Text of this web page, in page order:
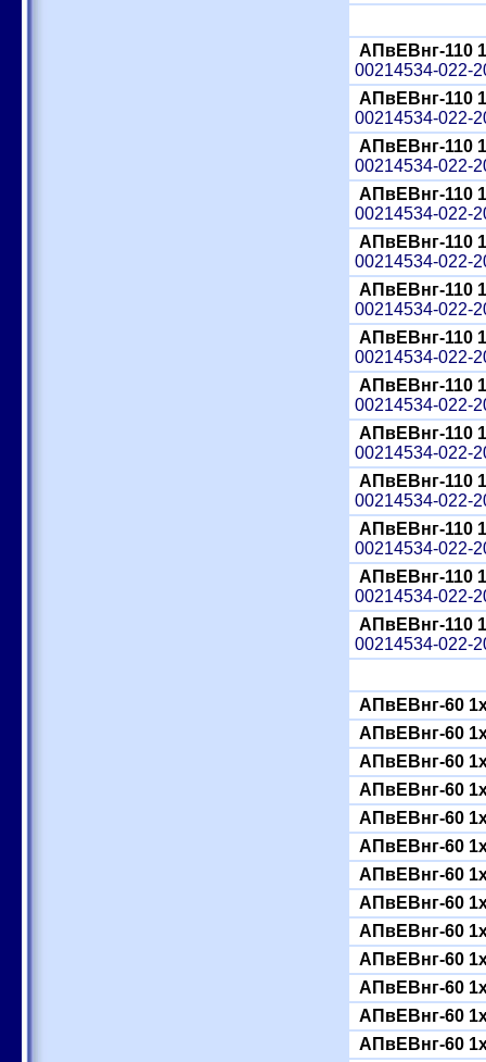
АПвЕВнг-110
00214534-022-
АПвЕВнг-110
00214534-022-
АПвЕВнг-110
00214534-022-
АПвЕВнг-110
00214534-022-
АПвЕВнг-110
00214534-022-
АПвЕВнг-110
00214534-022-
АПвЕВнг-110
00214534-022-
АПвЕВнг-110
00214534-022-
АПвЕВнг-110
00214534-022-
АПвЕВнг-110
00214534-022-
АПвЕВнг-110
00214534-022-
АПвЕВнг-110
00214534-022-
АПвЕВнг-110
00214534-022-
АПвЕВнг-60
АПвЕВнг-60
АПвЕВнг-60
АПвЕВнг-60
АПвЕВнг-60
АПвЕВнг-60
АПвЕВнг-60
АПвЕВнг-60
АПвЕВнг-60
АПвЕВнг-60
АПвЕВнг-60
АПвЕВнг-60
АПвЕВнг-60